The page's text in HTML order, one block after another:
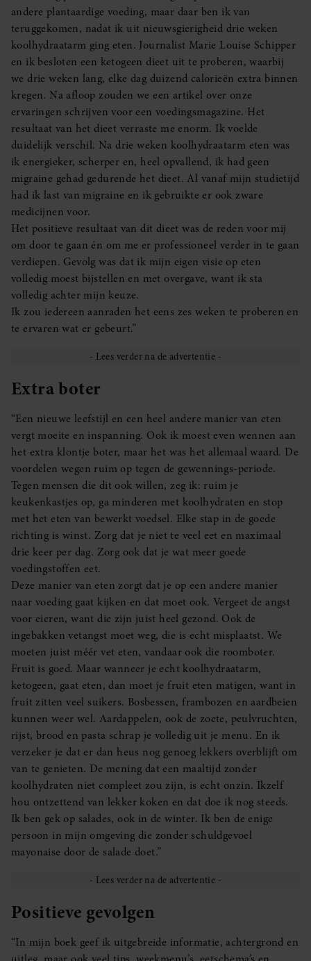
andere plantaardige voeding, maar daar ben ik van
teruggekomen, nadat ik uit nieuwsgierigheid drie weken
koolhydraatarm ging eten. Journalist Marie Louise Schipper
en ik besloten een ketogeen dieet uit te proberen, waarbij
we drie weken lang, elke dag duizend calorieën extra binnen
kregen. Na afloop zouden we een artikel over onze
ervaringen schrijven voor een voedingsmagazine. Het
resultaat van het dieet verraste me enorm. Ik voelde
duidelijk verschil. Na drie weken koolhydraatarm eten was
ik energieker, scherper en, heel opvallend, ik had geen
migraine gehad gedurende het dieet. Al vanaf mijn studietijd
had ik last van migraine en ik gebruikte er ook zware
medicijnen voor.
Het positieve resultaat van dit dieet was de reden voor mij
om door te gaan én om me er professioneel verder in te gaan
verdiepen. Gevolg was dat ik mijn eigen visie op eten
volledig moest bijstellen en met overgave, want ik sta
volledig achter mijn keuze.
Ik zou iedereen aanraden het eens zes weken te proberen en
te ervaren wat er gebeurt.”
Extra boter
“Een nieuwe leefstijl en een heel andere manier van eten
vergt moeite en inspanning. Ook ik moest even wennen aan
het extra klontje boter, maar het was het allemaal waard. De
voordelen wegen ruim op tegen de gewennings-periode.
Tegen mensen die dit ook willen, zeg ik: ruim je
keukenkastjes op, ga minderen met koolhydraten en stop
met het eten van bewerkt voedsel. Elke stap in de goede
richting is winst. Zorg dat je niet te veel eet en maximaal
drie keer per dag. Zorg ook dat je wat meer goede
voedingstoffen eet.
Deze manier van eten zorgt dat je op een andere manier
naar voeding gaat kijken en dat moet ook. Vergeet de angst
voor eieren, want die zijn juist heel gezond. Ook de
ingebakken vetangst moet weg, die is echt misplaatst. We
moeten juist méér vet eten, vandaar ook die roomboter.
Fruit is goed. Maar wanneer je echt koolhydraatarm,
ketogeen, gaat eten, dan moet je fruit eten matigen, want in
fruit zitten veel suikers. Bosbessen, frambozen en aardbeien
kunnen weer wel. Aardappelen, ook de zoete, peulvruchten,
rijst, brood en pasta schrap je volledig uit je menu. En ik
verzeker je dat er dan heus nog genoeg lekkers overblijft om
van te genieten. De mening dat een maaltijd zonder
koolhydraten niet compleet zou zijn, is echt onzin. Ikzelf
hou ontzettend van lekker koken en dat doe ik nog steeds.
Ik ben gek op salades, ook in de winter. Ik ben de enige
persoon in mijn omgeving die zonder schuldgevoel
mayonaise door de salade doet.”
Positieve gevolgen
“In mijn boek geef ik uitgebreide informatie, achtergrond en